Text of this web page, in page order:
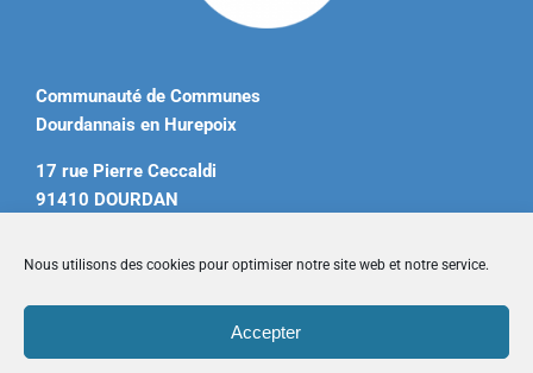
Nous utilisons des cookies pour optimiser notre site web et notre service.
Accepter
Communauté de Communes
Dourdannais en Hurepoix
17 rue Pierre Ceccaldi
91410 DOURDAN
contact@ccdourdannais.com
Accueil|Plan du site|Mentions légales|Contactez-nous